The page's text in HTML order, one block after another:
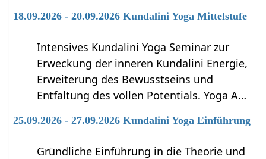
18.09.2026 - 20.09.2026 Kundalini Yoga Mittelstufe
Intensives Kundalini Yoga Seminar zur
Erweckung der inneren Kundalini Energie,
Erweiterung des Bewusstseins und
Entfaltung des vollen Potentials. Yoga A…
25.09.2026 - 27.09.2026 Kundalini Yoga Einführung
Gründliche Einführung in die Theorie und